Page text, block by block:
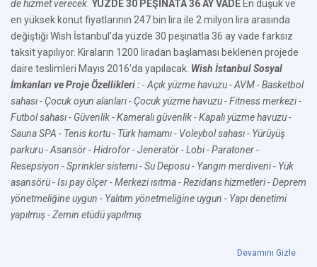
de hizmet verecek. YÜZDE 30 PEŞİNATA 36 AY VADE En düşük ve
en yüksek konut fiyatlarının 247 bin lira ile 2 milyon lira arasında
değiştiği Wish İstanbul'da yüzde 30 peşinatla 36 ay vade farksız
taksit yapılıyor. Kiraların 1200 liradan başlaması beklenen projede
daire teslimleri Mayıs 2016'da yapılacak. Wish İstanbul Sosyal
İmkanları ve Proje Özellikleri :- Açık yüzme havuzu- AVM- Basketbol
sahası- Çocuk oyun alanları- Çocuk yüzme havuzu- Fitness merkezi-
Futbol sahası- Güvenlik- Kameralı güvenlik- Kapalı yüzme havuzu-
Sauna SPA - Tenis kortu- Türk hamamı- Voleybol sahası- Yürüyüş
parkuru- Asansör- Hidrofor- Jeneratör- Lobi- Paratoner-
Resepsiyon - Sprinkler sistemi- Su Deposu- Yangın merdiveni- Yük
asansörü- Isı pay ölçer- Merkezi ısıtma- Rezidans hizmetleri- Deprem
yönetmeliğine uygun - Yalıtım yönetmeliğine uygun - Yapı denetimi
yapılmış- Zemin etüdü yapılmış
Devamını Gizle